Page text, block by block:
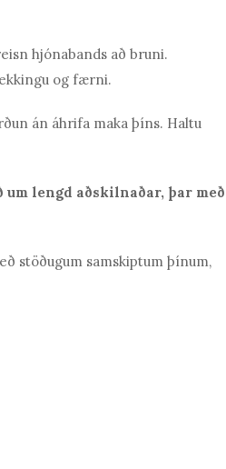
hjónabands að bruni.
og færni.
án áhrifa maka þíns. Haltu
lengd aðskilnaðar, þar með
stöðugum samskiptum þínum,